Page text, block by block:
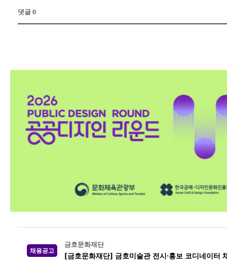
댓글 0
채용공고
금호문화재단
[금호문화재단] 금호미술관 전시·홍보 코디네이터